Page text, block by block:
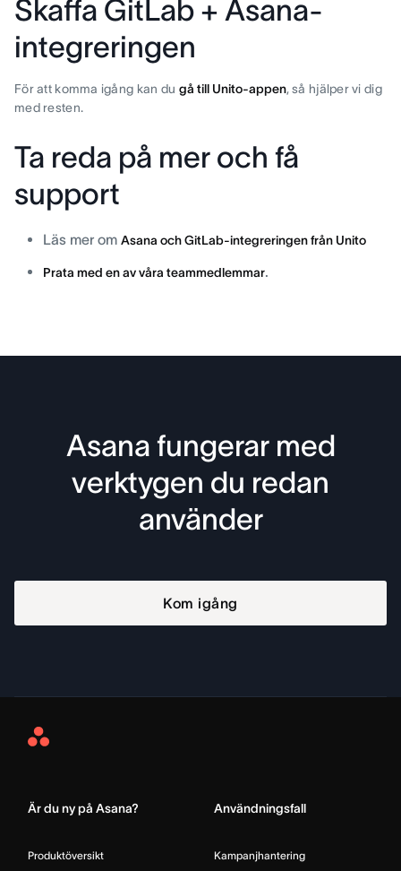
Skaffa GitLab + Asana-
integreringen
För att komma igång kan du gå till Unito-appen, så hjälper vi dig
med resten.
Ta reda på mer och få
support
Läs mer om Asana och GitLab-integreringen från Unito
Prata med en av våra teammedlemmar.
Asana fungerar med
verktygen du redan
använder
Kom igång
Asana
Är du ny på Asana?
Produktöversikt
Användningsfall
Kampanjhantering